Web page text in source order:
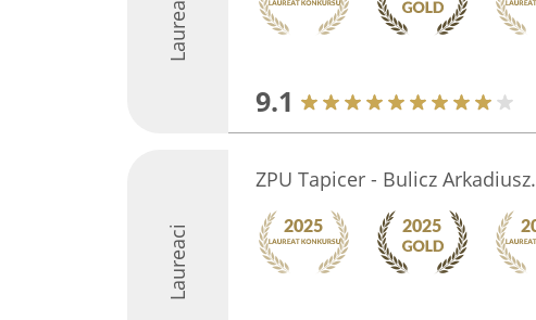
Laureaci
9.1
Laureaci
ZPU Tapicer - Bulicz Arkadiusz.